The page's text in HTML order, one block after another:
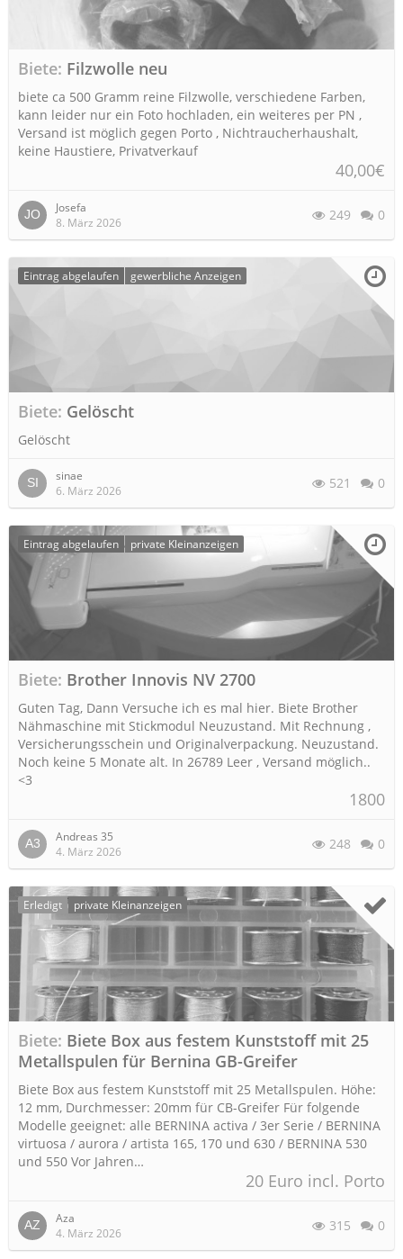
Biete Filzwolle neu
biete ca 500 Gramm reine Filzwolle, verschiedene Farben,
kann leider nur ein Foto hochladen, ein weiteres per PN ,
Versand ist möglich gegen Porto , Nichtraucherhaushalt,
keine Haustiere, Privatverkauf
40,00€
Josefa
8. März 2026
249 0
Eintrag abgelaufen gewerbliche Anzeigen
Biete Gelöscht
Gelöscht
sinae
6. März 2026
521 0
Eintrag abgelaufen private Kleinanzeigen
Biete Brother Innovis NV 2700
Guten Tag, Dann Versuche ich es mal hier. Biete Brother
Nähmaschine mit Stickmodul Neuzustand. Mit Rechnung ,
Versicherungsschein und Originalverpackung. Neuzustand.
Noch keine 5 Monate alt. In 26789 Leer , Versand möglich..
<3
1800
Andreas 35
4. März 2026
248 0
Erledigt private Kleinanzeigen
Biete Biete Box aus festem Kunststoff mit 25
Metallspulen für Bernina GB-Greifer
Biete Box aus festem Kunststoff mit 25 Metallspulen. Höhe:
12 mm, Durchmesser: 20mm für CB-Greifer Für folgende
Modelle geeignet: alle BERNINA activa / 3er Serie / BERNINA
virtuosa / aurora / artista 165, 170 und 630 / BERNINA 530
und 550 Vor Jahren…
20 Euro incl. Porto
Aza
4. März 2026
315 0